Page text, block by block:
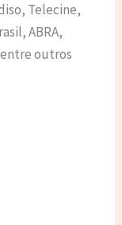
Telecine,
ABRA,
outros